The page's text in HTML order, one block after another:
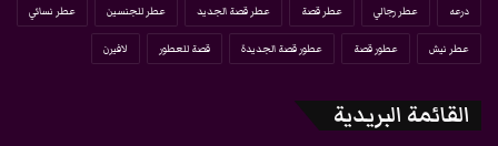
درعه عطر رجالي عطر قصة عطر قصة الجديد عطر للجنسين عطر نسائي
عطر نيش عطور قصة عطور قصة الجديدة قصة للعطور لافيرن
القائمة البريدية